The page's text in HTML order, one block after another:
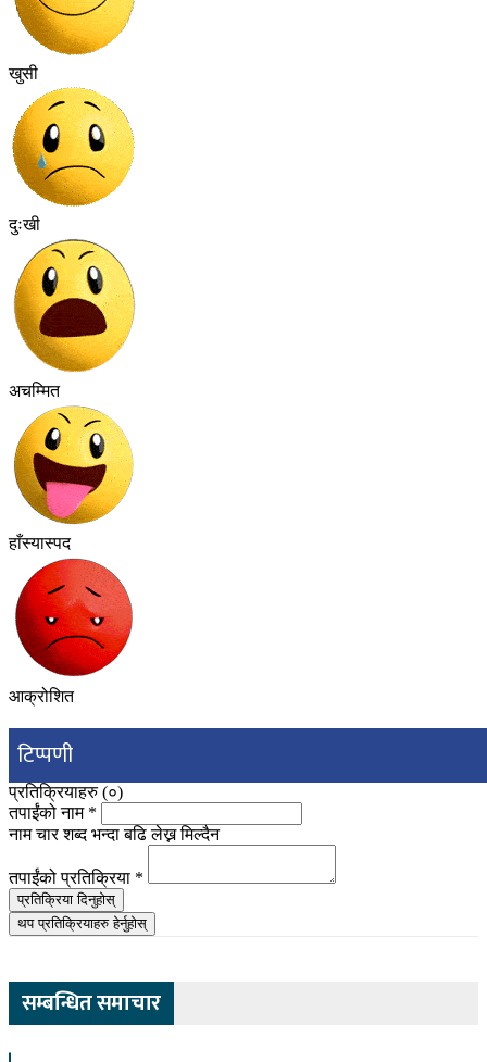
खुसी
दुःखी
अचम्मित
हाँस्यास्पद
आक्रोशित
टिप्पणी
प्रतिक्रियाहरु (०)
तपाईंको नाम *
नाम चार शब्द भन्दा बढि लेख्न मिल्दैन
तपाईंको प्रतिक्रिया *
प्रतिक्रिया दिनुहोस्
थप प्रतिक्रियाहरु हेर्नुहोस्
सम्बन्धित समाचार